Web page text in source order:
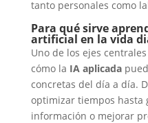
tanto personales como
Para qué sirve
artificial en la vida
Uno de los ejes
cómo la IA aplicada
concretas del día a día.
optimizar tiempos hasta
información o mejorar